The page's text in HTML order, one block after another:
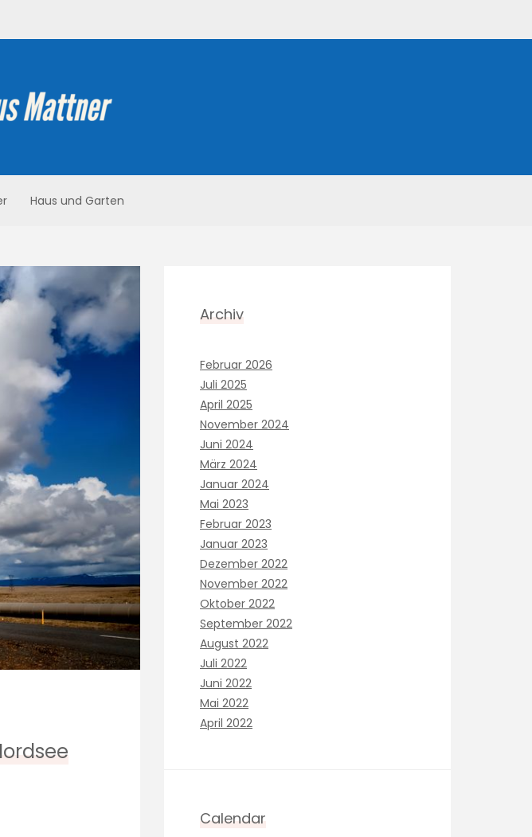
Haus und Garten
Archiv
Februar 2026
Juli 2025
April 2025
November 2024
Juni 2024
März 2024
Januar 2024
Mai 2023
Februar 2023
Januar 2023
Dezember 2022
November 2022
Oktober 2022
September 2022
August 2022
Juli 2022
Juni 2022
Mai 2022
April 2022
Calendar